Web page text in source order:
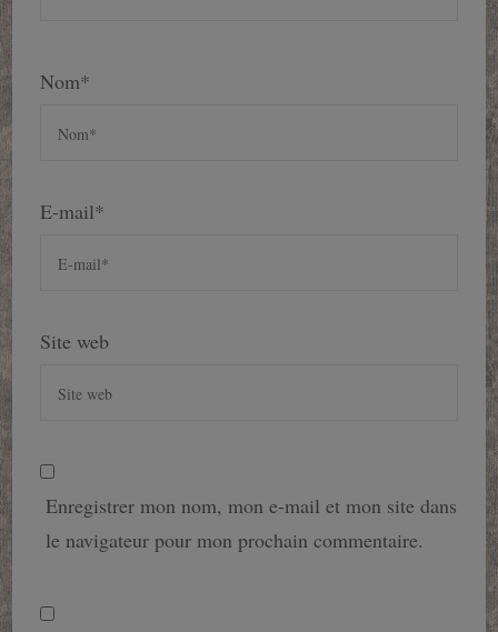
Nom*
E-mail*
Site web
Enregistrer mon nom, mon e-mail et mon site dans
le navigateur pour mon prochain commentaire.